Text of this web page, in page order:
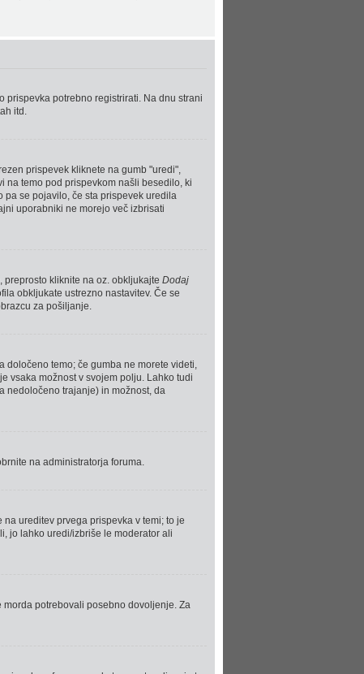
prispevka potrebno registrirati. Na dnu strani
itd.
prispevek kliknete na gumb "uredi",
na temo pod prispevkom našli besedilo, ki
pa se pojavilo, če sta prispevek uredila
uporabniki ne morejo več izbrisati
kliknite na oz. obkljukajte Dodaj
obkljukate ustrezno nastavitev. Če se
za pošiljanje.
določeno temo; če gumba ne morete videti,
vsaka možnost v svojem polju. Lahko tudi
nedoločeno trajanje) in možnost, da
na administratorja foruma.
ureditev prvega prispevka v temi; to je
jo lahko uredi/izbriše le moderator ali
potrebovali posebno dovoljenje. Za